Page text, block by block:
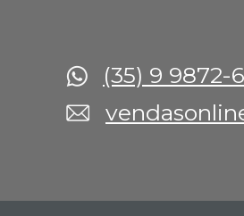
(35) 9 9872-